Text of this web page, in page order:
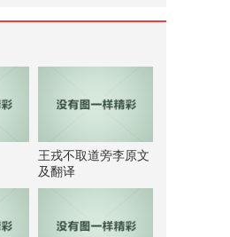
王戎不取道旁李原文
及翻译